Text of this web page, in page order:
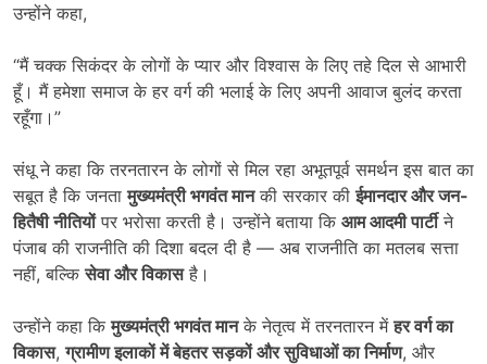
उन्होंने कहा,
“मैं चक्क सिकंदर के लोगों के प्यार और विश्वास के लिए तहे दिल से आभारी
हूँ। मैं हमेशा समाज के हर वर्ग की भलाई के लिए अपनी आवाज बुलंद करता
रहूँगा।”
संधू ने कहा कि तरनतारन के लोगों से मिल रहा अभूतपूर्व समर्थन इस बात का
सबूत है कि जनतामुख्यमंत्री भगवंत मानकी सरकार कीईमानदार और जन-
हितैषी नीतियोंपर भरोसा करती है। उन्होंने बताया कि आम आदमी पार्टीने
पंजाब की राजनीति की दिशा बदल दी है — अब राजनीति का मतलब सत्ता
नहीं, बल्किसेवा और विकासहै।
उन्होंने कहा किमुख्यमंत्री भगवंत मानके नेतृत्व में तरनतारन मेंहर वर्ग का
विकास,ग्रामीण इलाकों में बेहतर सड़कों और सुविधाओं का निर्माण, और